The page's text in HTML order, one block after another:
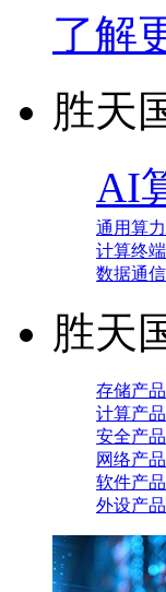
了解
胜天
AI
通用算
计算终
数据通
胜天
存储产品
计算产品
安全产品
网络产品
软件产品
外设产品